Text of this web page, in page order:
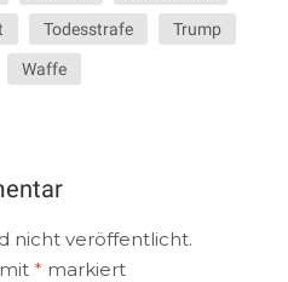
Todesstrafe Trump
Waffe
nicht veröffentlicht.
* markiert